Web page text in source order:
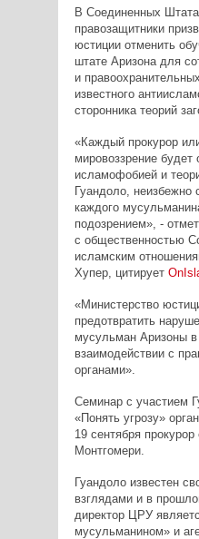
В Соединенных
правозащитники
юстиции отменить
штате Аризона для
и
известного
сторонника теорий
«Каждый прокурор
мировоззрение будет
исламофобией и
Гуандоло, неизбежно
каждого
подозрением», -
с общественностью
исламским
Хупер, цитирует
«Министерство
предотвратить
мусульман Аризоны
взаимодействии с
органами».
Семинар с участием
«Понять угрозу»
19 сентября
Монтгомери.
Гуандоло известен
взглядами и в
директор ЦРУ
мусульманином» и